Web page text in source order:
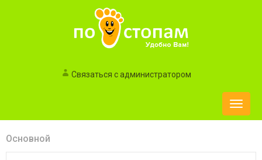
Связаться с администратором
Toggle
Основной